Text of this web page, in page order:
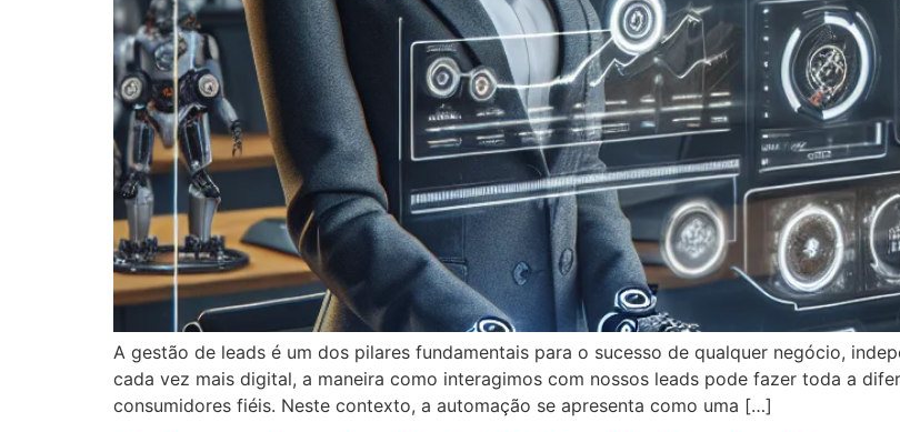
A gestão de leads é um dos pilares fundamentais para o sucesso de qualquer negócio,
cada vez mais digital, a maneira como interagimos com nossos leads pode fazer toda a
consumidores fiéis. Neste contexto, a automação se apresenta como uma […]